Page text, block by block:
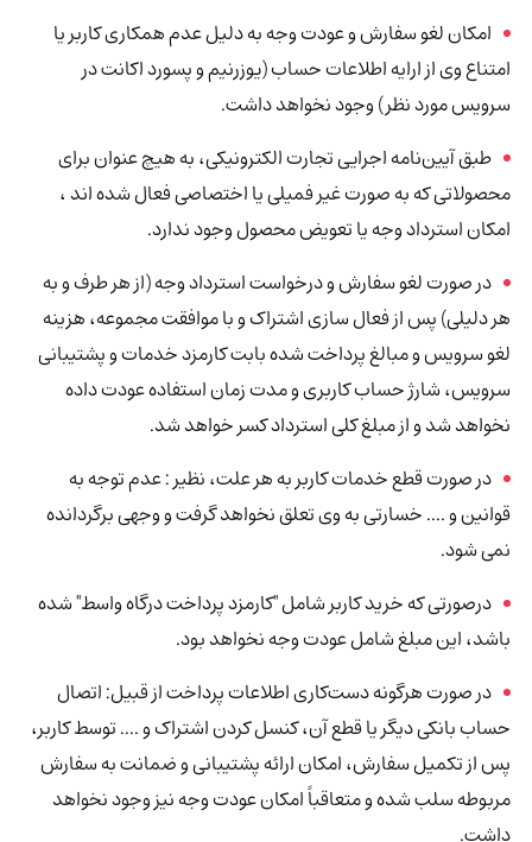
امکان لغو سفارش و عودت وجه به دلیل عدم همکاری کاربر یا
امتناع وی از ارایه اطلاعات حساب(یوزرنیم و پسورد اکانت در
سرویس مورد نظر) وجود نخواهد داشت.
طبق آیین‌نامه اجرایی تجارت الکترونیکی، به هیچ عنوان برای
محصولاتی که به صورت غیر فمیلی یا اختصاصی فعال شده اند ،
امکان استرداد وجه یا تعویض محصول وجود ندارد.
در صورت لغو سفارش و درخواست استرداد وجه (از هر طرف و به
هر دلیلی) پس از فعال سازی اشتراک و با موافقت مجموعه، هزینه
لغو سرویس و مبالغ پرداخت شده بابت کارمزد خدمات و پشتیبانی
سرویس، شارژ حساب کاربری و مدت زمان استفاده عودت داده
نخواهد شد و از مبلغ کلی استرداد کسر خواهد شد.
در صورت قطع خدمات کاربر به هر علت، نظیر : عدم توجه به
قوانین و .... خسارتی به وی تعلق نخواهد گرفت و وجهی برگردانده
نمی شود.
درصورتی که خرید کاربر شامل "کارمزد پرداخت درگاه واسط" شده
باشد، این مبلغ شامل عودت وجه نخواهد بود.
در صورت هرگونه دست‌کاری اطلاعات پرداخت از قبیل: اتصال
حساب بانکی دیگر یا قطع آن، کنسل کردن اشتراک و .... توسط کاربر،
پس از تکمیل سفارش، امکان ارائه پشتیبانی و ضمانت به سفارش
مربوطه سلب شده و متعاقباً امکان عودت وجه نیز وجود نخواهد
داشت.